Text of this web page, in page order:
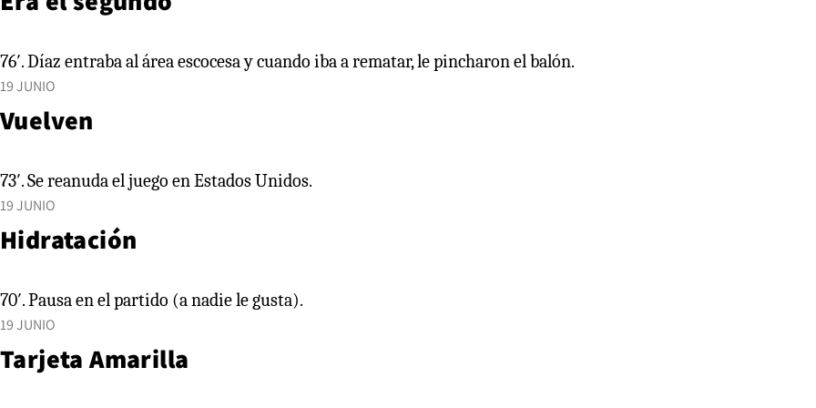
76′. Díaz entraba al área escocesa y cuando iba a rematar, le pincharon el balón.
19 JUNIO
Vuelven
73′. Se reanuda el juego en Estados Unidos.
19 JUNIO
Hidratación
70′. Pausa en el partido (a nadie le gusta).
19 JUNIO
Tarjeta Amarilla